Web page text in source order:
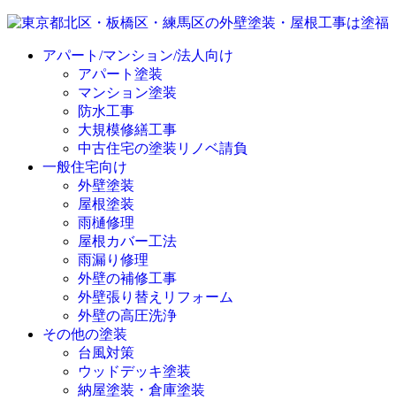
アパート/マンション/法人向け
アパート塗装
マンション塗装
防水工事
大規模修繕工事
中古住宅の塗装リノベ請負
一般住宅向け
外壁塗装
屋根塗装
雨樋修理
屋根カバー工法
雨漏り修理
外壁の補修工事
外壁張り替えリフォーム
外壁の高圧洗浄
その他の塗装
台風対策
ウッドデッキ塗装
納屋塗装・倉庫塗装